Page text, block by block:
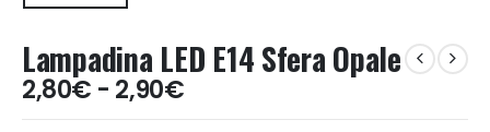
Lampadina LED E14 Sfera Opale
2,80€ - 2,90€Fascia
di